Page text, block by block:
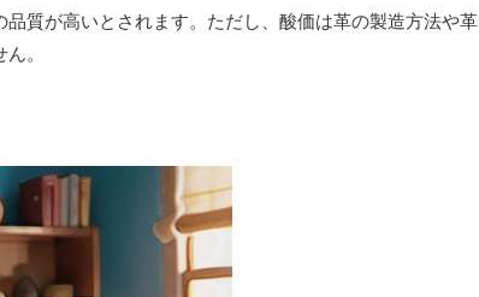
質が高いとされます。ただし、酸価は革の製造方法や革
。